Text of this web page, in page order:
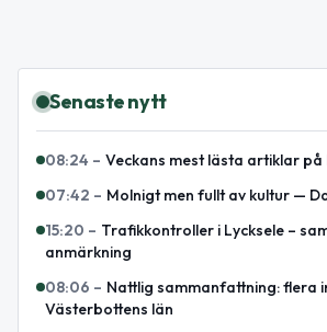
Senaste nytt
08:24 – Veckans mest lästa artiklar på
07:42 – Molnigt men fullt av kultur —
15:20 – Trafikkontroller i Lycksele –
anmärkning
08:06 – Nattlig sammanfattning: flera
Västerbottens län